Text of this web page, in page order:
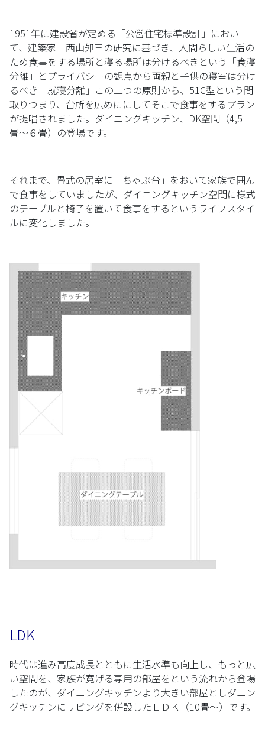
1951年に建設省が定める「公営住宅標準設計」におい
て、建築家 西山夘三の研究に基づき、人間らしい生活の
ため食事をする場所と寝る場所は分けるべきという「食寝
分離」とプライバシーの観点から両親と子供の寝室は分け
るべき「就寝分離」この二つの原則から、51C型という間
取りつまり、台所を広めににしてそこで食事をするプラン
が提唱されました。ダイニングキッチン、DK空間（4,5
畳〜６畳）の登場です。
それまで、畳式の居室に「ちゃぶ台」をおいて家族で囲ん
で食事をしていましたが、ダイニングキッチン空間に様式
のテーブルと椅子を置いて食事をするというライフスタイ
ルに変化しました。
LDK
時代は進み高度成長とともに生活水準も向上し、もっと広
い空間を、家族が寛げる専用の部屋をという流れから登場
したのが、ダイニングキッチンより大きい部屋としダニン
グキッチンにリビングを併設したＬＤＫ（10畳〜）です。